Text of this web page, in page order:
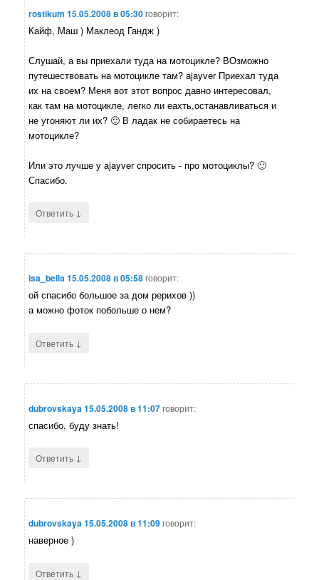
rostikum 15.05.2008 в 05:30говорит:
Кайф, Маш ) Маклеод Гандж )
Слушай, а вы приехали туда на мотоцикле? ВОзможно
путешествовать на мотоцикле там? ajayver Приехал туда
их на своем? Меня вот этот вопрос давно интересовал,
как там на мотоцикле, легко ли еахть,останавливаться и
не угоняют ли их? 🙂 В ладак не собираетесь на
мотоцикле?
Или это лучше у ajayver спросить - про мотоциклы? 🙂
Спасибо.
Ответить ↓
isa_bella15.05.2008 в 05:58говорит:
ой спасибо большое за дом рерихов ))
а можно фоток побольше о нем?
Ответить ↓
dubrovskaya15.05.2008 в 11:07говорит:
спасибо, буду знать!
Ответить ↓
dubrovskaya15.05.2008 в 11:09говорит:
наверное )
Ответить ↓